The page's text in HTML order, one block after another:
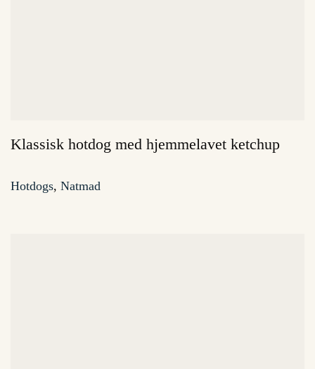
Klassisk hotdog med hjemmelavet ketchup
Hotdogs, Natmad